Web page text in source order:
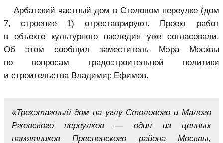
Арбатский частный дом в Столовом переулке (дом
7, строение 1) отреставрируют. Проект работ
в объекте культурного наследия уже согласовали.
Об этом сообщил заместитель Мэра Москвы
по вопросам градостроительной политики
и строительства Владимир Ефимов.
«Трехэтажный дом на углу Столового и Малого
Ржевского переулков — один из ценных
памятников Пресненского района Москвы,